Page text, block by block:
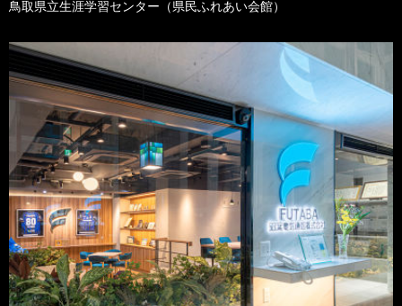
鳥取県立生涯学習センター（県民ふれあい会館）